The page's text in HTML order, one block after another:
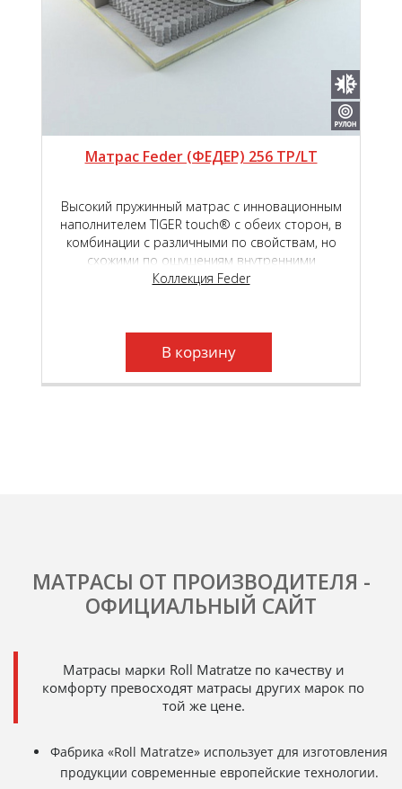
Матрас Feder (ФЕДЕР) 256 TP/LT
Высокий пружинный матрас с инновационным
наполнителем TIGER touch® с обеих сторон, в
комбинации с различными по свойствам, но
схожими по ощущениям внутренними
наполнителями - высокоэластичной пены Roll
Независимый пружинный блок Roll Feder TFK,
который находится в основе матраса, создаст
Коллекция Feder
В корзину
МАТРАСЫ ОТ ПРОИЗВОДИТЕЛЯ -
ОФИЦИАЛЬНЫЙ САЙТ
Матрасы марки Roll Matratze по качеству и
комфорту превосходят матрасы других марок по
той же цене.
Фабрика «Roll Matratze» использует для изготовления
продукции современные европейские технологии.